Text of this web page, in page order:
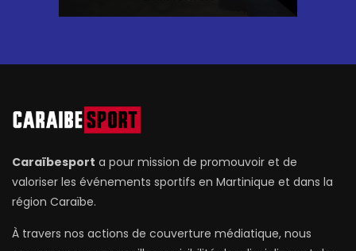
Caraïbesport a pour mission de promouvoir et de
valoriser les événements sportifs en Martinique et dans la
région Caraïbe.
À travers nos actions de couverture médiatique, nous